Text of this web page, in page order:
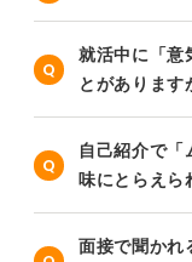
就活中に「意
とがあります
自己紹介で「
味にとらえら
面接で聞かれ